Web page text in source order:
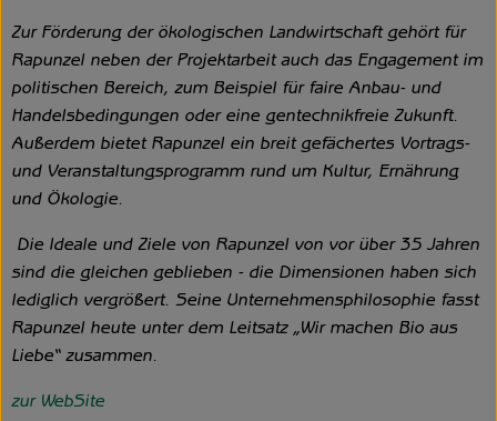
Zur Förderung der ökologischen Landwirtschaft gehört für
Rapunzel neben der Projektarbeit auch das Engagement im
politischen Bereich, zum Beispiel für faire Anbau- und
Handelsbedingungen oder eine gentechnikfreie Zukunft.
Außerdem bietet Rapunzel ein breit gefächertes Vortrags-
und Veranstaltungsprogramm rund um Kultur, Ernährung
und Ökologie.
Die Ideale und Ziele von Rapunzel von vor über 35 Jahren
sind die gleichen geblieben - die Dimensionen haben sich
lediglich vergrößert. Seine Unternehmensphilosophie fasst
Rapunzel heute unter dem Leitsatz „Wir machen Bio aus
Liebe“ zusammen.
zur WebSite